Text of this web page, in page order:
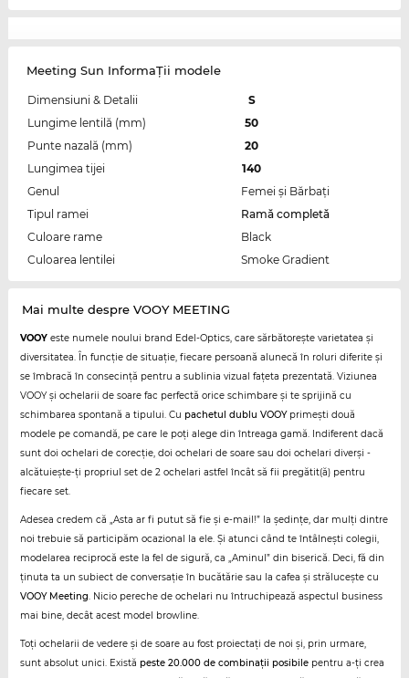
Meeting Sun InformaŢii modele
Dimensiuni & Detalii
S
Lungime lentilă (mm)
50
Punte nazală (mm)
20
Lungimea tijei
140
Genul
Femei şi Bărbaţi
Tipul ramei
Ramă completă
Culoare rame
Black
Culoarea lentilei
Smoke Gradient
Mai multe despre VOOY MEETING
VOOYeste numele noului brand Edel-Optics, care sărbătorește varietatea și
diversitatea. În funcție de situație, fiecare persoană alunecă în roluri diferite și
se îmbracă în consecință pentru a sublinia vizual fațeta prezentată. Viziunea
VOOY și ochelarii de soare fac perfectă orice schimbare și te sprijină cu
schimbarea spontană a tipului. Cu pachetul dublu VOOYprimești două
modele pe comandă, pe care le poți alege din întreaga gamă. Indiferent dacă
sunt doi ochelari de corecție, doi ochelari de soare sau doi ochelari diverși -
alcătuiește-ți propriul set de 2 ochelari astfel încât să fii pregătit(ă) pentru
fiecare set.
Adesea credem că „Asta ar fi putut să fie și e-mail!” la ședințe, dar mulți dintre
noi trebuie să participăm ocazional la ele. Și atunci când te întâlnești colegii,
modelarea reciprocă este la fel de sigură, ca „Aminul” din biserică. Deci, fă din
ținuta ta un subiect de conversație în bucătărie sau la cafea și strălucește cu
VOOY Meeting. Nicio pereche de ochelari nu întruchipează aspectul business
mai bine, decât acest model browline.
Toți ochelarii de vedere și de soare au fost proiectați de noi și, prin urmare,
sunt absolut unici. Există peste 20.000 de combinații posibilepentru a-ți crea